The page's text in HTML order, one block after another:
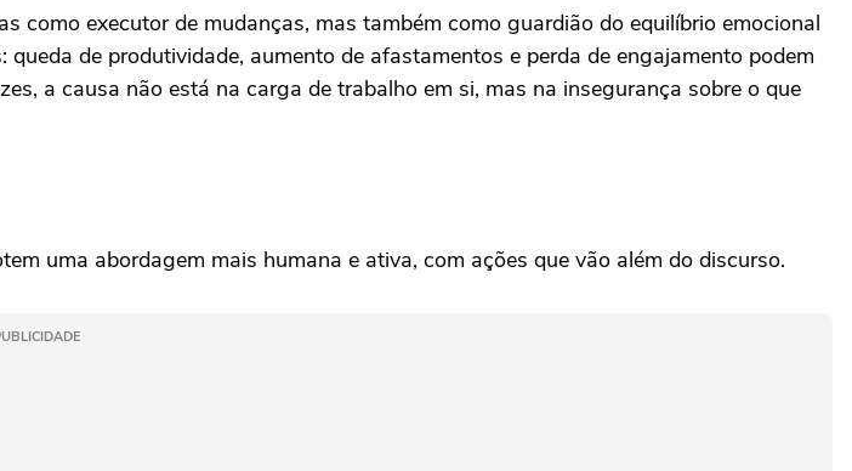
como executor de mudanças, mas também como guardião do equilíbrio emocional
de produtividade, aumento de afastamentos e perda de engajamento podem
a causa não está na carga de trabalho em si, mas na insegurança sobre o que
uma abordagem mais humana e ativa, com ações que vão além do discurso.